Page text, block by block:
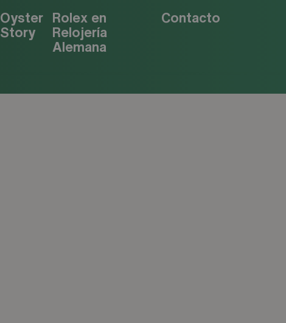
Oyster
Story
Rolex en
Relojería
Alemana
Contacto